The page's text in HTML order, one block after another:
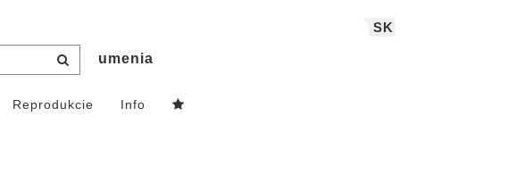
SK
umenia
Reprodukcie Info